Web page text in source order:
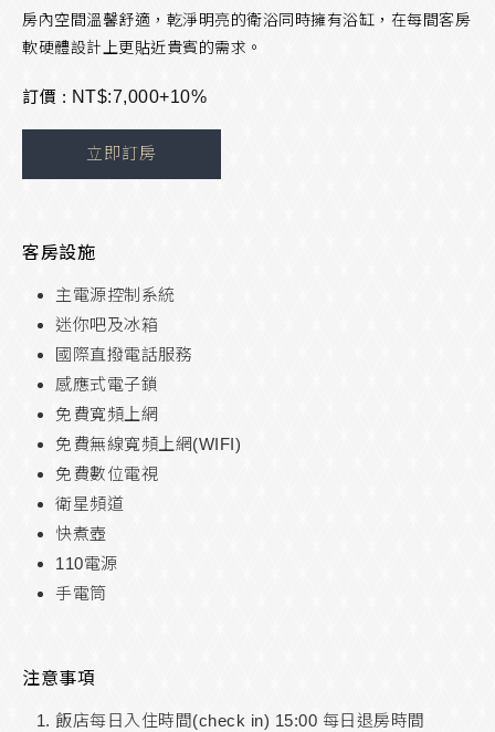
房內空間溫馨舒適，乾淨明亮的衛浴同時擁有浴缸，在每間客房
軟硬體設計上更貼近貴賓的需求。
訂價 : NT$:7,000+10%
立即訂房
客房設施
主電源控制系統
迷你吧及冰箱
國際直撥電話服務
感應式電子鎖
免費寬頻上網
免費無線寬頻上網(WIFI)
免費數位電視
衛星頻道
快煮壺
110電源
手電筒
注意事項
飯店每日入住時間(check in) 15:00 每日退房時間